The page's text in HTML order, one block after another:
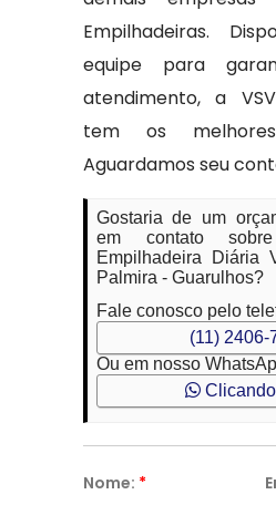
Empilhadeiras.
equipe para
atendimento, a
tem os melhores
Aguardamos seu
Gostaria de um
em contato
Empilhadeira Diária
Palmira - Guarulhos?
Fale conosco pelo
(11) 2406-
Ou em nosso
Nome: *